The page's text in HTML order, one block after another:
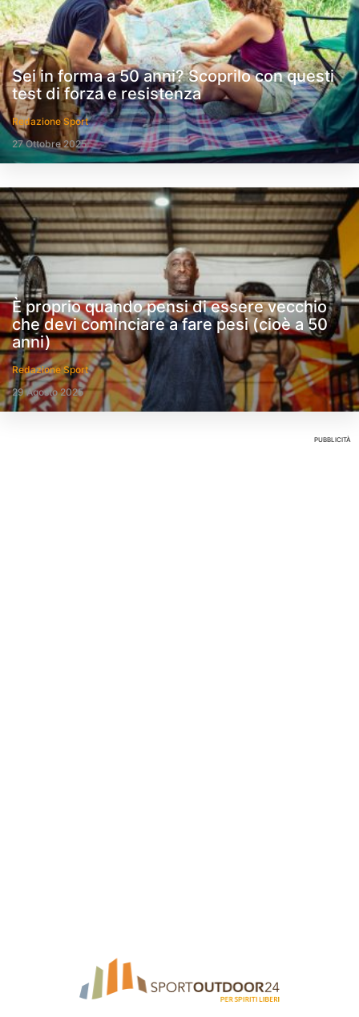
Sei in forma a 50 anni? Scoprilo con questi
test di forza e resistenza
Redazione Sport
27 Ottobre 2025
È proprio quando pensi di essere vecchio
che devi cominciare a fare pesi (cioè a 50
anni)
Redazione Sport
29 Agosto 2025
PUBBLICITÀ